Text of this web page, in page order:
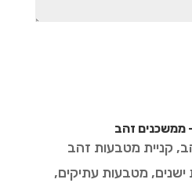
ממשכנים זהב
קניית מטבעות זהב
ישנים, מטבעות עתיקים,